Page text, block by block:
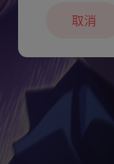
取消